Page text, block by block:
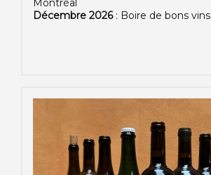
Montréal
Décembre 2026: Boire de bons vins